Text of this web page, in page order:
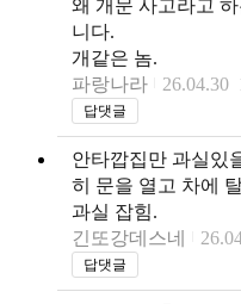
왜 개문 사고라고
니다.
개같은 놈.
파랑나라
26.04.30
답댓글
안타깝집만 과실있
히 문을 열고 차에
과실 잡힘.
긴또강데스네
답댓글